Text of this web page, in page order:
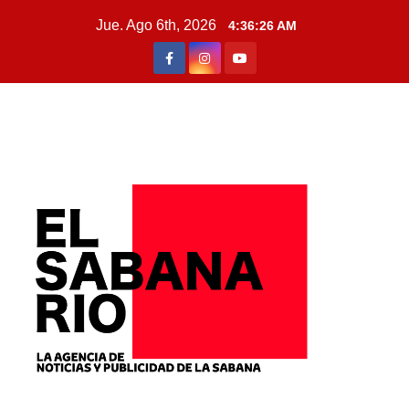
Jue. Ago 6th, 2026 4:36:27 AM